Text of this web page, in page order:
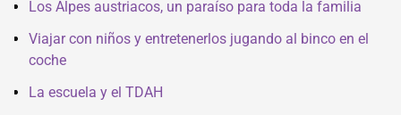
Los Alpes austriacos, un paraíso para toda la familia
Viajar con niños y entretenerlos jugando al binco en el
coche
La escuela y el TDAH